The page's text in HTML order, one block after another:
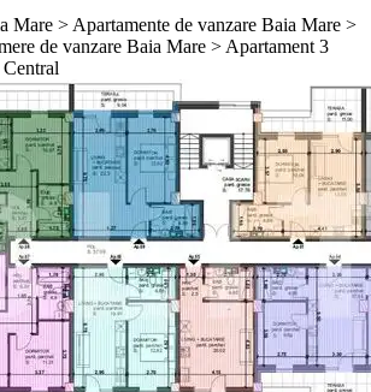
Mare > Apartamente de vanzare Baia Mare >
de vanzare Baia Mare > Apartament 3